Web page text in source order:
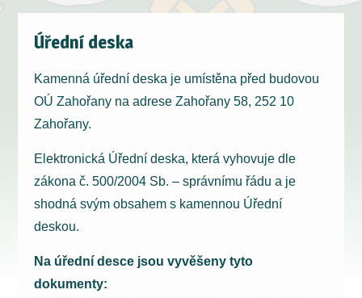
Úřední deska
Kamenná úřední deska je umístěna před budovou
OÚ Zahořany na adrese Zahořany 58, 252 10
Zahořany.
Elektronická Úřední deska, která vyhovuje dle
zákona č. 500/2004 Sb. – správnímu řádu a je
shodná svým obsahem s kamennou Úřední
deskou.
Na úřední desce jsou vyvěšeny tyto
dokumenty: